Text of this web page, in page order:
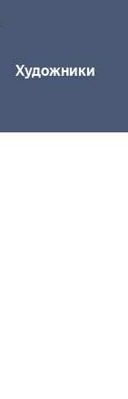
Художники